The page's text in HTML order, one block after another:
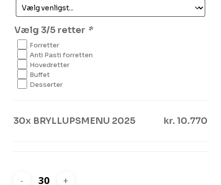
Ingen varer i kurven.
Vælg 3/5 retter *
Forretter
Anti Pasti forretten
Hovedretter
Buffet
Desserter
30x BRYLLUPSMENU 2025 kr. 10.770